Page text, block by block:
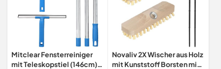
Mitclear Fensterreiniger
mit Teleskopstiel (146cm),
Novaliv 2X Wischer aus Holz
mit Kunststoff Borsten mit